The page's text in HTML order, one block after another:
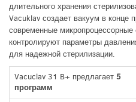
длительного хранения
Vacuklav создает вакуум в конце
современные микропроцессорные
контролируют параметры
для надежной стерилизации.
Vacuclav 31 B+ предлагает 5
программ